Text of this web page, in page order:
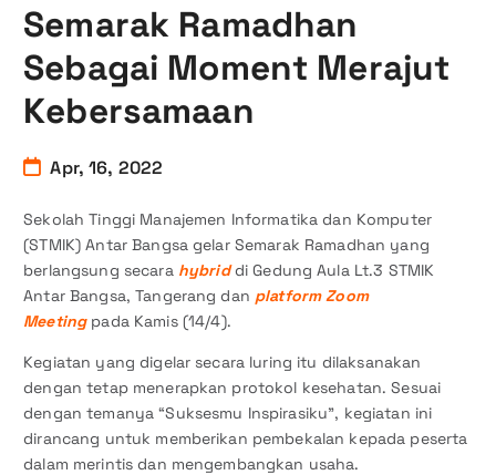
Semarak Ramadhan
Sebagai Moment Merajut
Kebersamaan
Apr, 16, 2022
Sekolah Tinggi Manajemen Informatika dan Komputer
(STMIK) Antar Bangsa gelar Semarak Ramadhan yang
berlangsung secara hybriddi Gedung Aula Lt.3 STMIK
Antar Bangsa, Tangerang dan platform Zoom
Meetingpada Kamis (14/4).
Kegiatan yang digelar secara luring itu dilaksanakan
dengan tetap menerapkan protokol kesehatan. Sesuai
dengan temanya “Suksesmu Inspirasiku”, kegiatan ini
dirancang untuk memberikan pembekalan kepada peserta
dalam merintis dan mengembangkan usaha.